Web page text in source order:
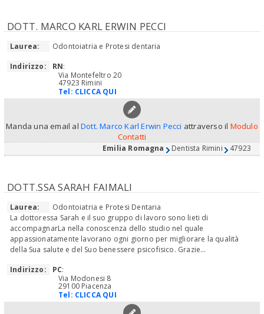
DOTT. MARCO KARL ERWIN PECCI
Laurea:
Odontoiatria e Protesi dentaria
Indirizzo:
RN:
Via Montefeltro 20
47923 Rimini
Tel: CLICCA QUI
Manda una email alDott. Marco Karl Erwin Pecci attraverso il Modulo
Contatti
Emilia Romagna Dentista Rimini 47923
DOTT.SSA SARAH FAIMALI
Laurea:
Odontoiatria e Protesi Dentaria
La dottoressa Sarah e il suo gruppo di lavoro sono lieti di
accompagnarLa nella conoscenza dello studio nel quale
appassionatamente lavorano ogni giorno per migliorare la qualità
della Sua salute e del Suo benessere psicofisico. Grazie...
Indirizzo:
PC:
Via Modonesi 8
29100 Piacenza
Tel: CLICCA QUI